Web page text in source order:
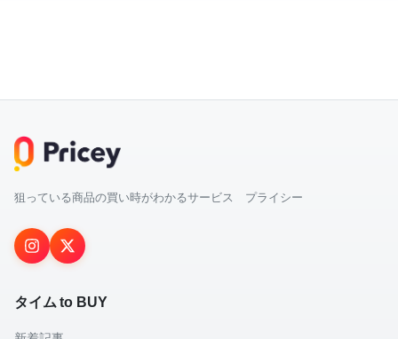
狙っている商品の買い時がわかるサービス プライシー
タイム to BUY